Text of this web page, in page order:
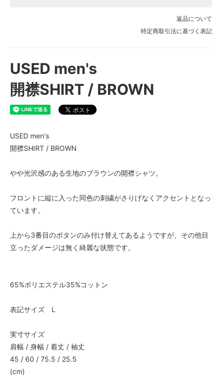
返品について
特定商取引法に基づく表記
USED men's
開襟SHIRT / BROWN
USED men's
開襟SHIRT / BROWN
やや光沢感のある生地のブラウンの開襟シャツ。
フロントに縦に入った同色の刺繍がさりげなくアクセントとなっ
ています。
上から3番目のボタンのみ付け替えてあるようですが、その他目
立ったダメージは無く綺麗な状態です。
65%ポリエステル35%コットン
表記サイズ L
実寸サイズ
肩幅 / 身幅 / 着丈 / 袖丈
45 / 60 / 75.5 / 25.5
(cm)